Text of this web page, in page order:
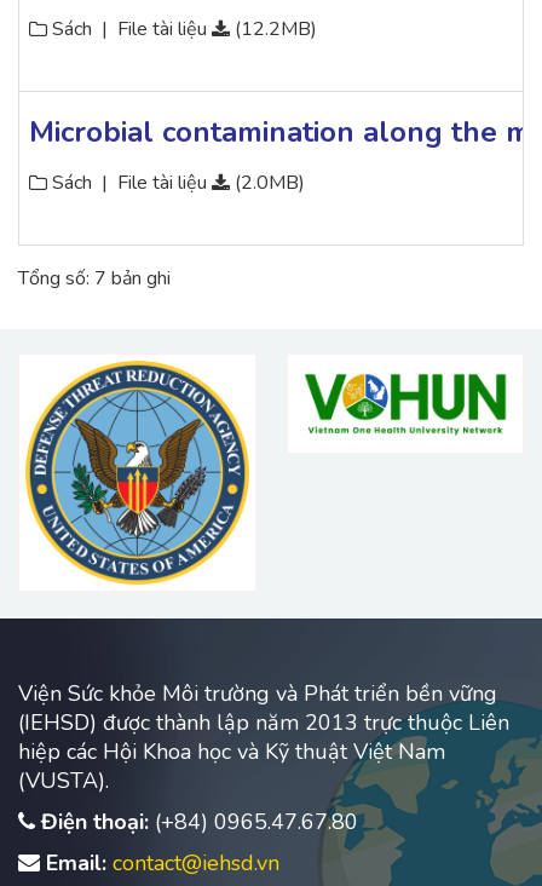
Sách | File tài liệu (12.2MB)
Microbial contamination along the
Sách | File tài liệu (2.0MB)
Tổng số: 7 bản ghi
Viện Sức khỏe Môi trường và Phát triển bền vững
(IEHSD) được thành lập năm 2013 trực thuộc Liên
hiệp các Hội Khoa học và Kỹ thuật Việt Nam
(VUSTA).
Điện thoại: (+84) 0965.47.67.80
Email: contact@iehsd.vn